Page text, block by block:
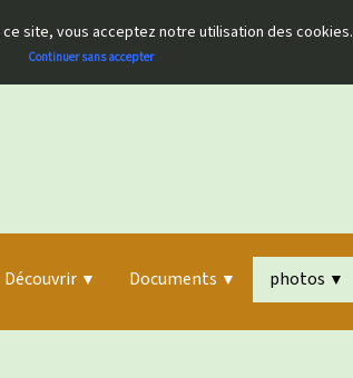
site, vous acceptez notre utilisation des cookies.
Continuer sans accepter
Découvrir ▼ Documents ▼ photos ▼